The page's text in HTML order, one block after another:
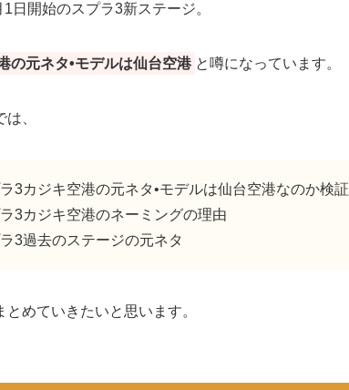
日開始のスプラ3新ステージ。
の元ネタ•モデルは仙台空港 と噂になっています。
、
3カジキ空港の元ネタ•モデルは仙台空港なのか検証
3カジキ空港のネーミングの理由
3過去のステージの元ネタ
とめていきたいと思います。